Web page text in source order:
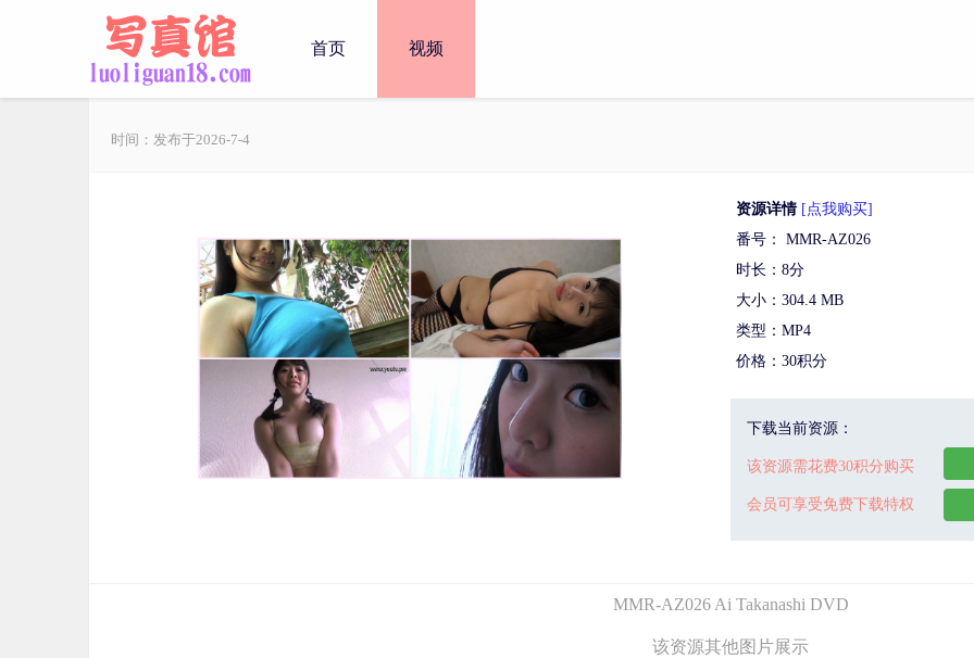
首页 视频
时间：发布于2026-7-4
资源详情 [点我购买]
番号： MMR-AZ026
时长：8分
大小：304.4 MB
类型：MP4
价格：30积分
下载当前资源：
该资源需花费30积分购买
会员可享受免费下载特权
MMR-AZ026 Ai Takanashi DVD
该资源其他图片展示